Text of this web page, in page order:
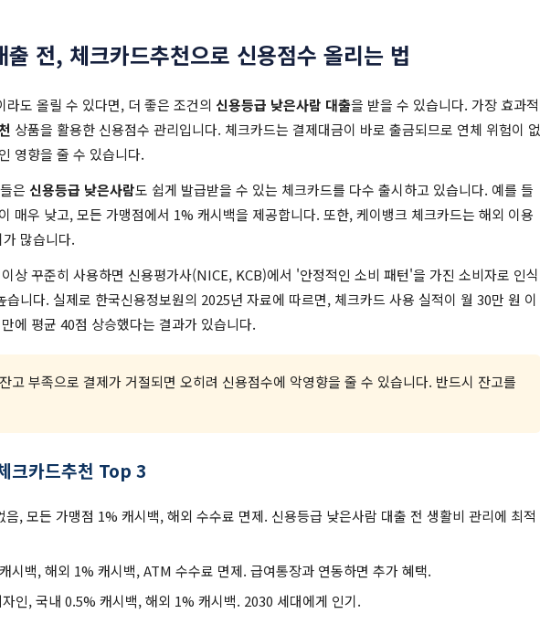
전, 체크카드추천으로 신용점수 올리는 법
도 올릴 수 있다면, 더 좋은 조건의 신용등급 낮은사람 대출을 받을 수 있습니다. 가장 효과적
상품을 활용한 신용점수 관리입니다. 체크카드는 결제대금이 바로 출금되므로 연체 위험이 없
영향을 줄 수 있습니다.
은 신용등급 낮은사람도 쉽게 발급받을 수 있는 체크카드를 다수 출시하고 있습니다. 예를 들
매우 낮고, 모든 가맹점에서 1% 캐시백을 제공합니다. 또한, 케이뱅크 체크카드는 해외 이용
많습니다.
상 꾸준히 사용하면 신용평가사(NICE, KCB)에서 '안정적인 소비 패턴'을 가진 소비자로 인식
니다. 실제로 한국신용정보원의 2025년 자료에 따르면, 체크카드 사용 실적이 월 30만 원 이
에 평균 40점 상승했다는 결과가 있습니다.
고 부족으로 결제가 거절되면 오히려 신용점수에 악영향을 줄 수 있습니다. 반드시 잔고를
크카드추천 Top 3
음, 모든 가맹점 1% 캐시백, 해외 수수료 면제. 신용등급 낮은사람 대출 전 생활비 관리에 최적
시백, 해외 1% 캐시백, ATM 수수료 면제. 급여통장과 연동하면 추가 혜택.
인, 국내 0.5% 캐시백, 해외 1% 캐시백. 2030 세대에게 인기.